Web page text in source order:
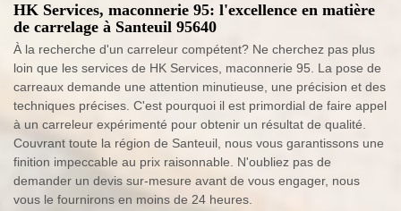
HK Services, maconnerie 95: l'excellence en matière
de carrelage à Santeuil 95640
À la recherche d'un carreleur compétent? Ne cherchez pas plus
loin que les services de HK Services, maconnerie 95. La pose de
carreaux demande une attention minutieuse, une précision et des
techniques précises. C'est pourquoi il est primordial de faire appel
à un carreleur expérimenté pour obtenir un résultat de qualité.
Couvrant toute la région de Santeuil, nous vous garantissons une
finition impeccable au prix raisonnable. N'oubliez pas de
demander un devis sur-mesure avant de vous engager, nous
vous le fournirons en moins de 24 heures.